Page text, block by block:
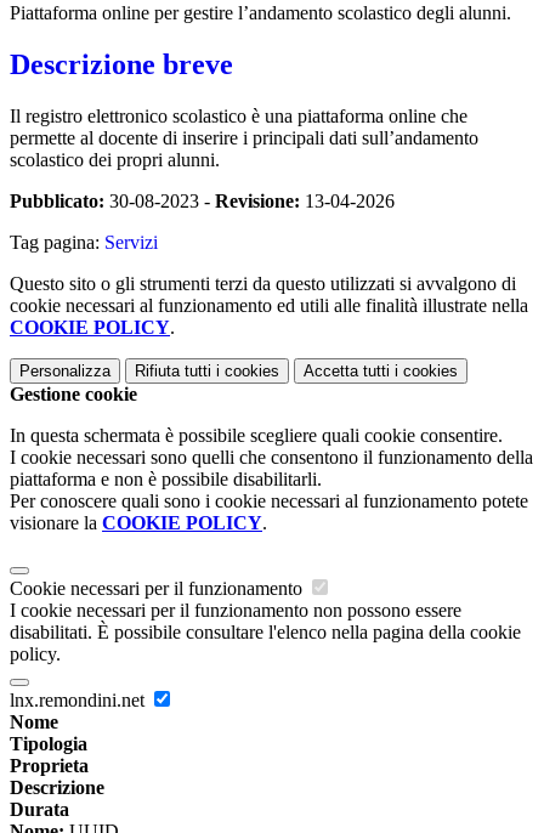
Piattaforma online per gestire l’andamento scolastico degli alunni.
Descrizione breve
Il registro elettronico scolastico è una piattaforma online che
permette al docente di inserire i principali dati sull’andamento
scolastico dei propri alunni.
Pubblicato: 30-08-2023 - Revisione: 13-04-2026
Tag pagina: Servizi
Questo sito o gli strumenti terzi da questo utilizzati si avvalgono di
cookie necessari al funzionamento ed utili alle finalità illustrate nella
COOKIE POLICY.
Personalizza Rifiuta tutti i cookies Accetta tutti i cookies
Gestione cookie
In questa schermata è possibile scegliere quali cookie consentire.
I cookie necessari sono quelli che consentono il funzionamento della
piattaforma e non è possibile disabilitarli.
Per conoscere quali sono i cookie necessari al funzionamento potete
visionare la COOKIE POLICY.
Cookie necessari per il funzionamento
I cookie necessari per il funzionamento non possono essere
disabilitati. È possibile consultare l'elenco nella pagina della cookie
policy.
lnx.remondini.net
Nome
Tipologia
Proprieta
Descrizione
Durata